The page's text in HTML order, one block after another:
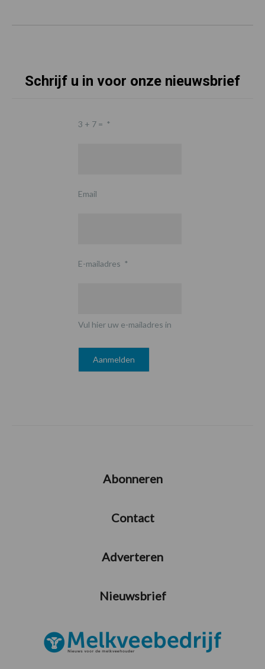
Schrijf u in voor onze nieuwsbrief
3 + 7 = *
Email
E-mailadres *
Vul hier uw e-mailadres in
Abonneren
Contact
Adverteren
Nieuwsbrief